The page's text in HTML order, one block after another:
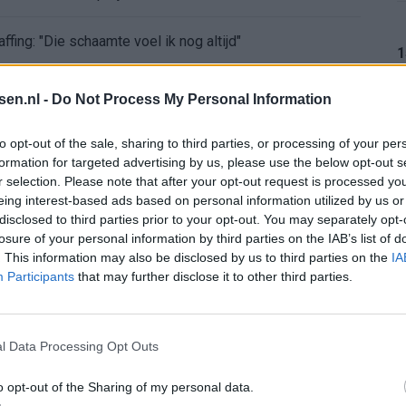
- Do Not Process My Personal Information
opt-out of the sale, sharing to third parties, or processing of your
for targeted advertising by us, please use the below opt-out
selection. Please note that after your opt-out request is processed
interest-based ads based on personal information utilized by us
to third parties prior to your opt-out. You may separately
of your personal information by third parties on the IAB’s list of
This information may also be disclosed by us to third parties on the
Participants that may further disclose it to other third parties.
Data Processing Opt Outs
opt-out of the Sharing of my personal data.
"Die schaamte voel ik nog altijd"
nieuws in onzekere transferzomer
dag Feyenoord na storing met autocue
Wanneer is de loting voor de Champions League? PSV en Feyenoord weten dan hun tegenstanders
na omstreden strafschop zonder VAR
worden
Ajax-moment weer in herinnering
waarom blijft het zo stil?